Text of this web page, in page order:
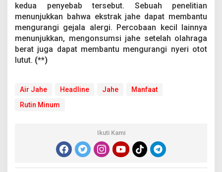
kedua penyebab tersebut. Sebuah penelitian
menunjukkan bahwa ekstrak jahe dapat membantu
mengurangi gejala alergi. Percobaan kecil lainnya
menunjukkan, mengonsumsi jahe setelah olahraga
berat juga dapat membantu mengurangi nyeri otot
lutut. (**)
Air Jahe Headline Jahe
Manfaat
Rutin Minum
Ikuti Kami